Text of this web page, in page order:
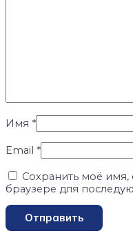
Имя *
Email *
Сохранить моё имя,
браузере для